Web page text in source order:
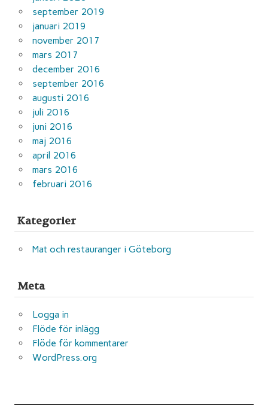
september 2019
januari 2019
november 2017
mars 2017
december 2016
september 2016
augusti 2016
juli 2016
juni 2016
maj 2016
april 2016
mars 2016
februari 2016
Kategorier
Mat och restauranger i Göteborg
Meta
Logga in
Flöde för inlägg
Flöde för kommentarer
WordPress.org